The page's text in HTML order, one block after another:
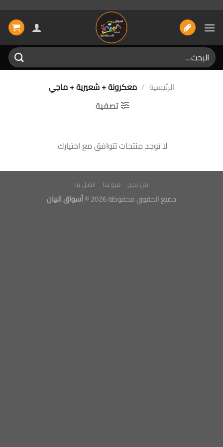
البحث
عن:
الرئيسية / معكرونة + شعيرية + ماجي
تصفية
لا توجد منتجات تتوافق مع اختيارك.
من نحن فروعنا اتصل بنا
جميع الحقوق محفوظة 2026 © أسواق البيان